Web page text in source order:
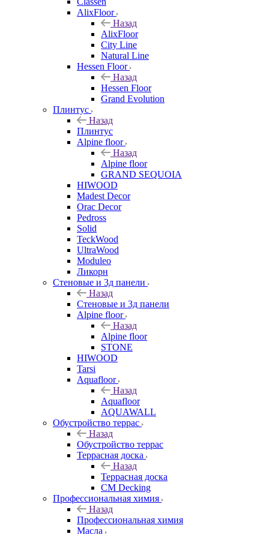
AlixFloor
Назад
AlixFloor
City Line
Natural Line
Hessen Floor
Назад
Hessen Floor
Grand Evolution
Плинтус
Назад
Плинтус
Alpine floor
Назад
Alpine floor
GRAND SEQUOIA
HIWOOD
Madest Decor
Orac Decor
Pedross
Solid
TeckWood
UltraWood
Moduleo
Ликорн
Стеновые и 3д панели
Назад
Стеновые и 3д панели
Alpine floor
Назад
Alpine floor
STONE
HIWOOD
Tarsi
Aquafloor
Назад
Aquafloor
AQUAWALL
Обустройство террас
Назад
Обустройство террас
Террасная доска
Назад
Террасная доска
CM Decking
Профессиональная химия
Назад
Профессиональная химия
Масла